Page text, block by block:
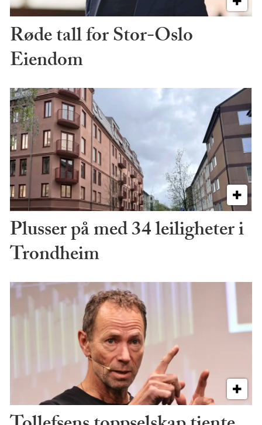
Røde tall for Stor-Oslo
Eiendom
Plusser på med 34 leiligheter i
Trondheim